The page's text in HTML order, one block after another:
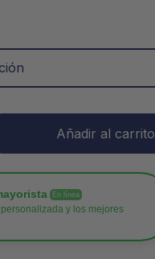
Añadir al carrito
En línea
y los mejores